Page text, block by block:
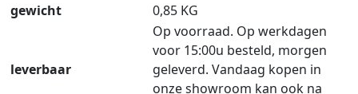
gewicht
0,85 KG
leverbaar
Op voorraad. Op werkdagen
voor 15:00u besteld, morgen
geleverd. Vandaag kopen in
onze showroom kan ook na